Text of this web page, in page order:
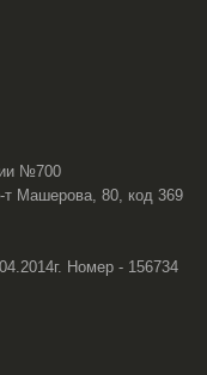
№700
Машерова, 80, код 369
Номер - 156734